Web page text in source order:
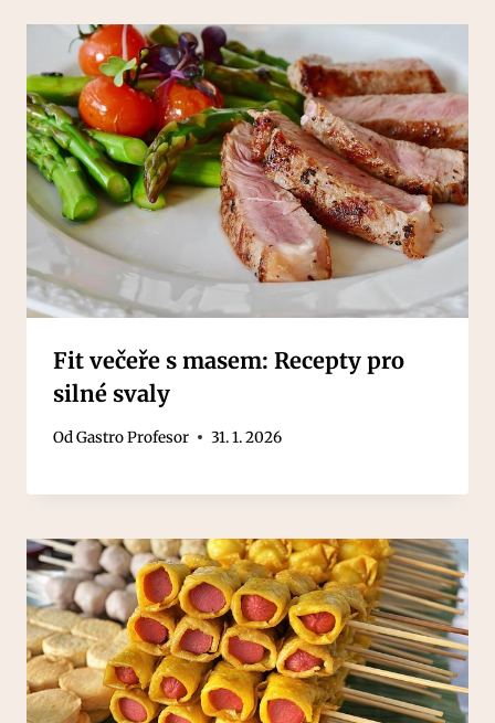
Fit večeře s masem: Recepty pro
silné svaly
OdGastro Profesor 31. 1. 2026